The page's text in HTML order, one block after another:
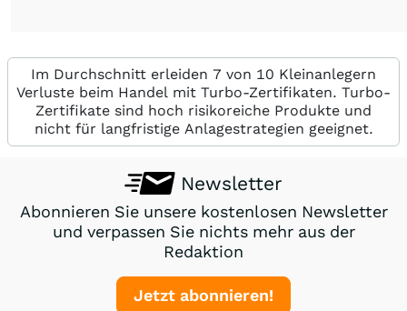
Im Durchschnitt erleiden 7 von 10 Kleinanlegern
Verluste beim Handel mit Turbo-Zertifikaten. Turbo-
Zertifikate sind hoch risikoreiche Produkte und
nicht für langfristige Anlagestrategien geeignet.
Newsletter
Abonnieren Sie unsere kostenlosen Newsletter
und verpassen Sie nichts mehr aus der
Redaktion
Jetzt abonnieren!